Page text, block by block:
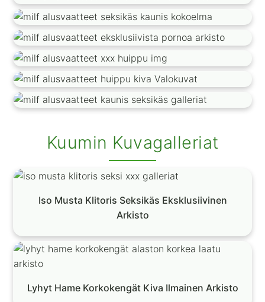
Kuumin Kuvagalleriat
Iso Musta Klitoris Seksikäs Eksklusiivinen
Arkisto
Lyhyt Hame Korkokengät Kiva Ilmainen Arkisto